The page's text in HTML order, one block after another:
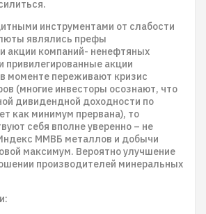
инструментами от слабости
являлись префы
акции компаний- ненефтяных
привилегированные акции
моменте переживают кризис
(многие инвесторы осознают, что
дивидендной доходности по
как минимум прервана), то
себя вполне уверенно – не
ММВБ металлов и добычи
максимум. Вероятно улучшение
производителей минеральных